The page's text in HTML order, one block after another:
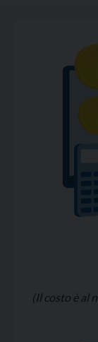
utilizzato dal
vantaggiosi.
(Il costo è al